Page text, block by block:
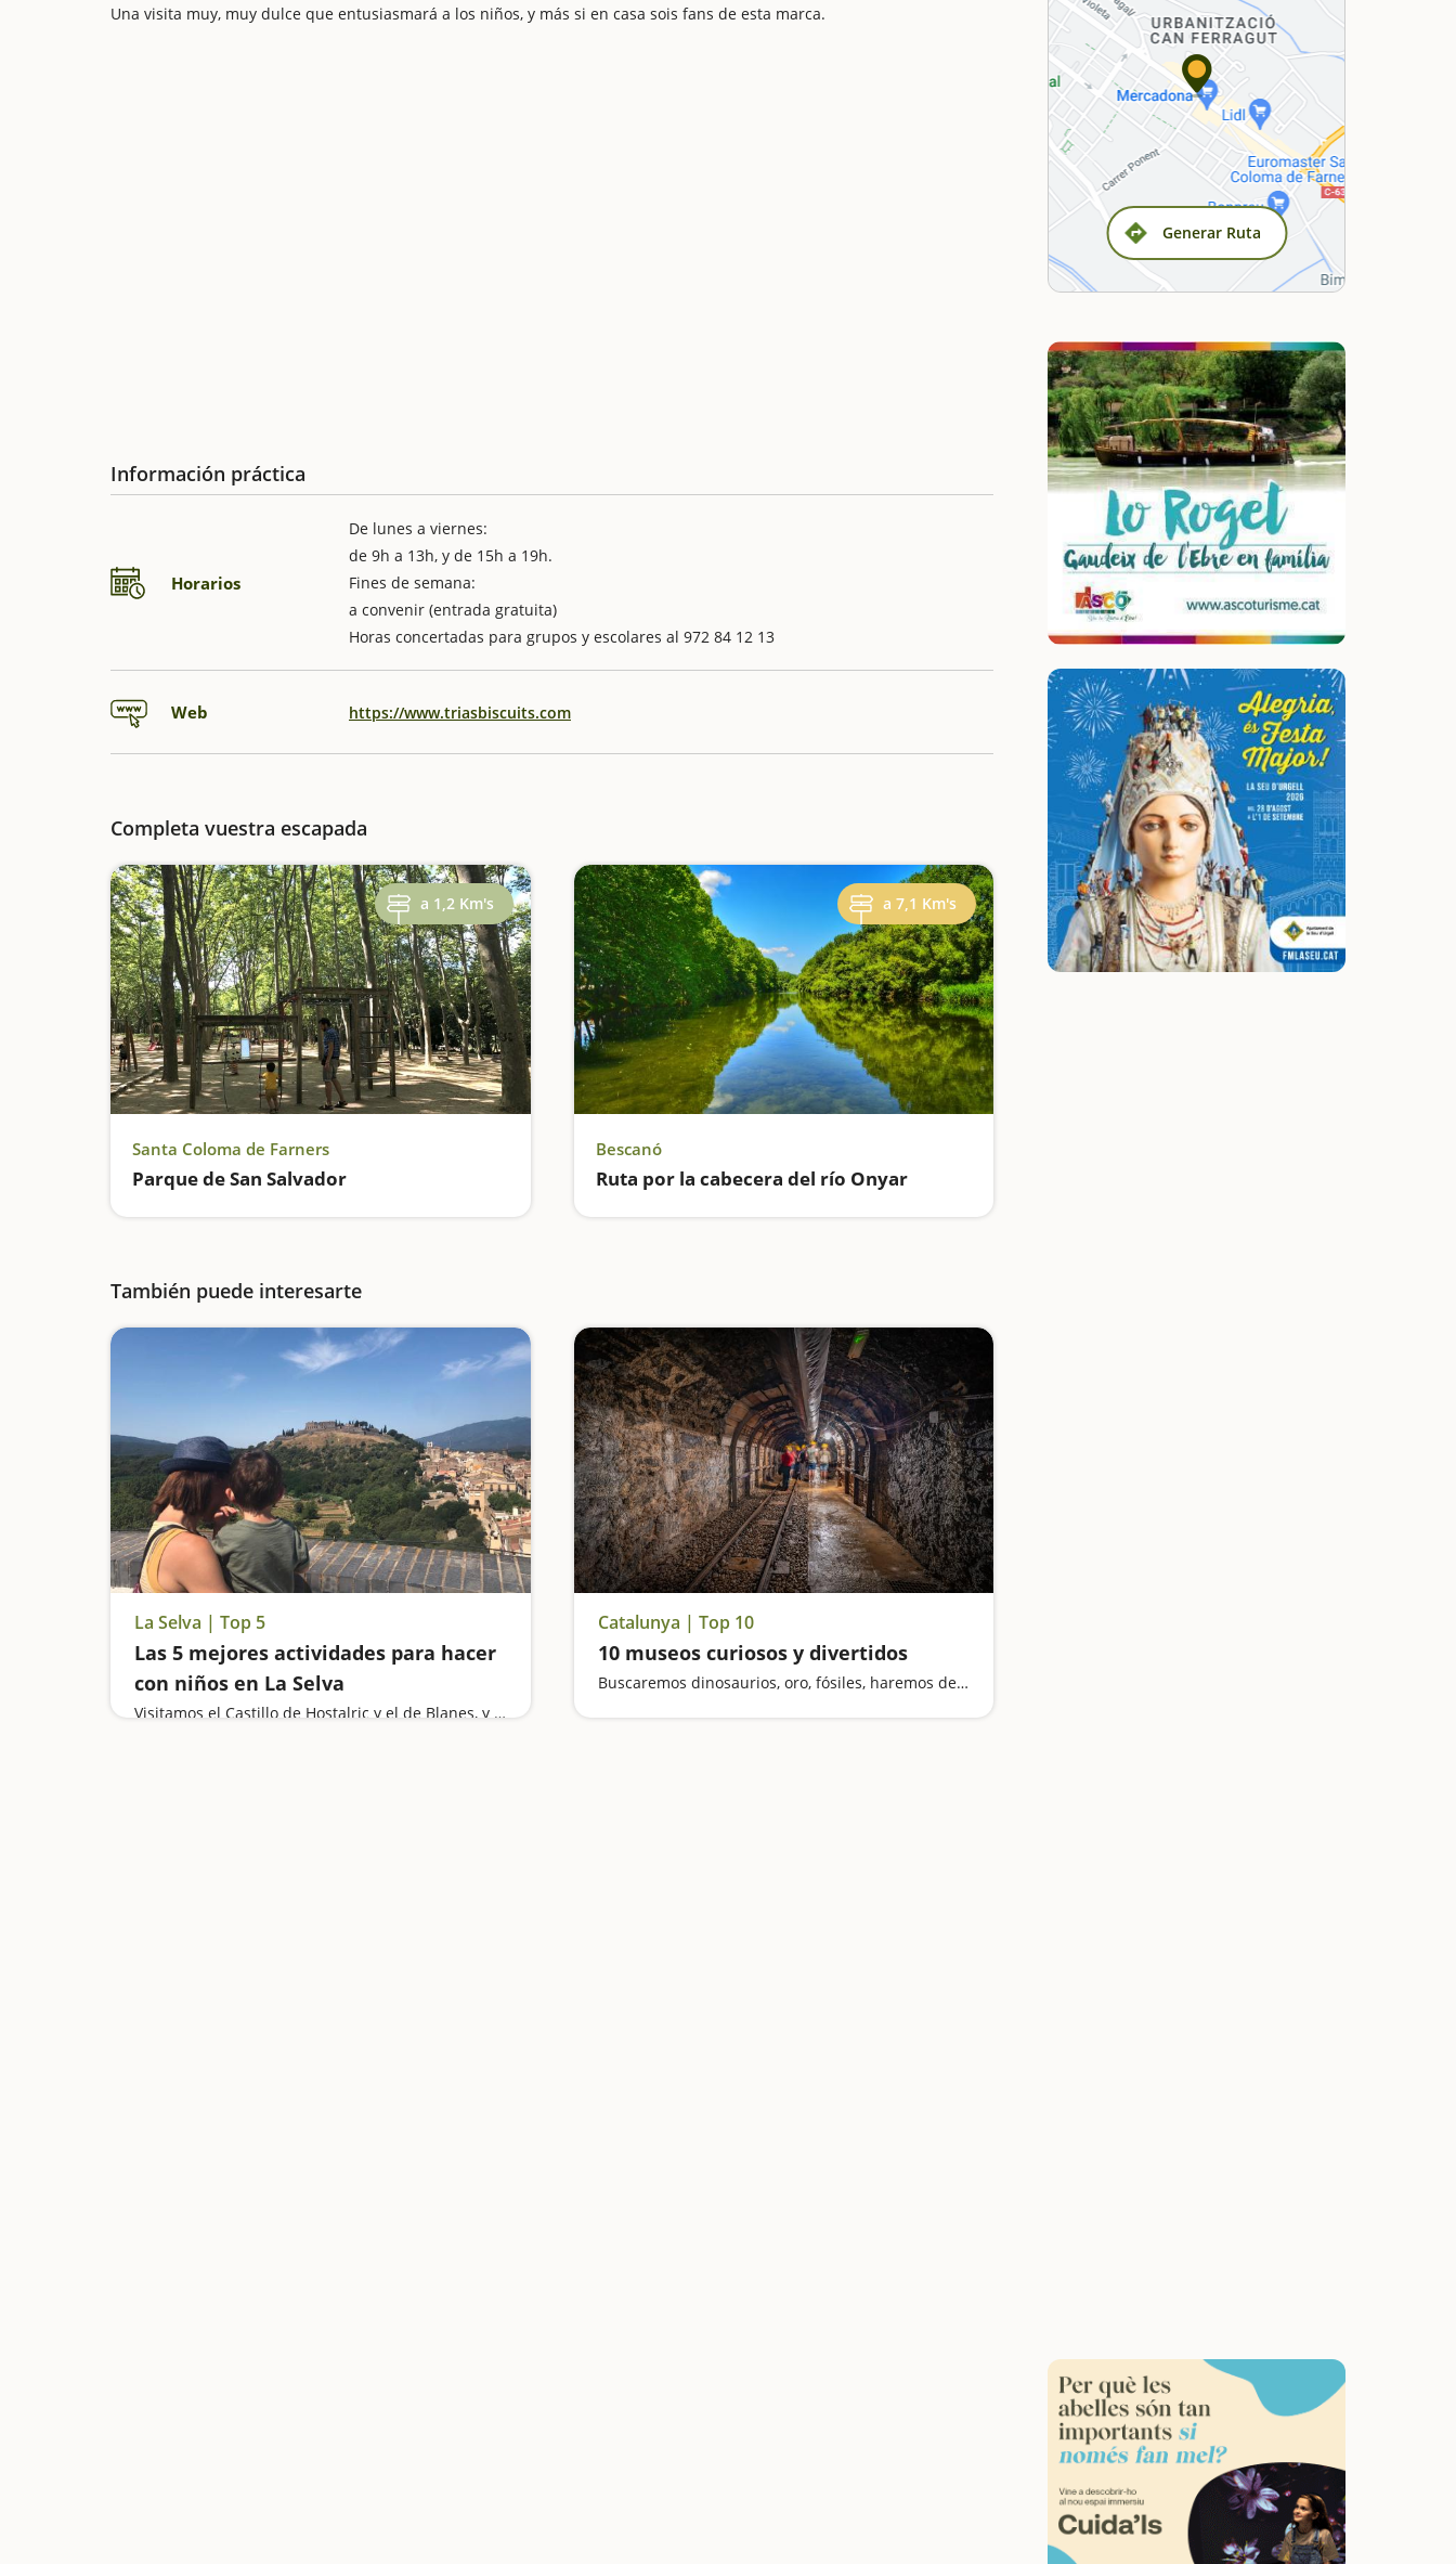
Una visita muy, muy dulce que entusiasmará a los niños, y más si en casa sois fans de esta marca.
Información práctica
Horarios
De lunes a viernes:
de 9h a 13h, y de 15h a 19h.
Fines de semana:
a convenir (entrada gratuita)
Horas concertadas para grupos y escolares al 972 84 12 13
Web https://www.triasbiscuits.com
Completa vuestra escapada
a 1,2 Km's
Santa Coloma de Farners
Parque de San Salvador
a 7,1 Km's
Bescanó
Ruta por la cabecera del río Onyar
También puede interesarte
La Selva | Top 5
Las 5 mejores actividades para hacer
con niños en La Selva
Visitamos el Castillo de Hostalric y el de Blanes, y buscamos las hadas que se esconden en los bosques del Montseny
Catalunya | Top 10
10 museos curiosos y divertidos
Buscaremos dinosaurios, oro, fósiles, haremos de mineros y nos sentiremos gigantes
Generar Ruta